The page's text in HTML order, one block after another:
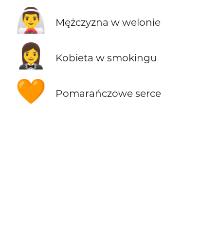
👰‍♂️ Mężczyzna w welonie
🤵‍♀️ Kobieta w smokingu
🧡 Pomarańczowe serce